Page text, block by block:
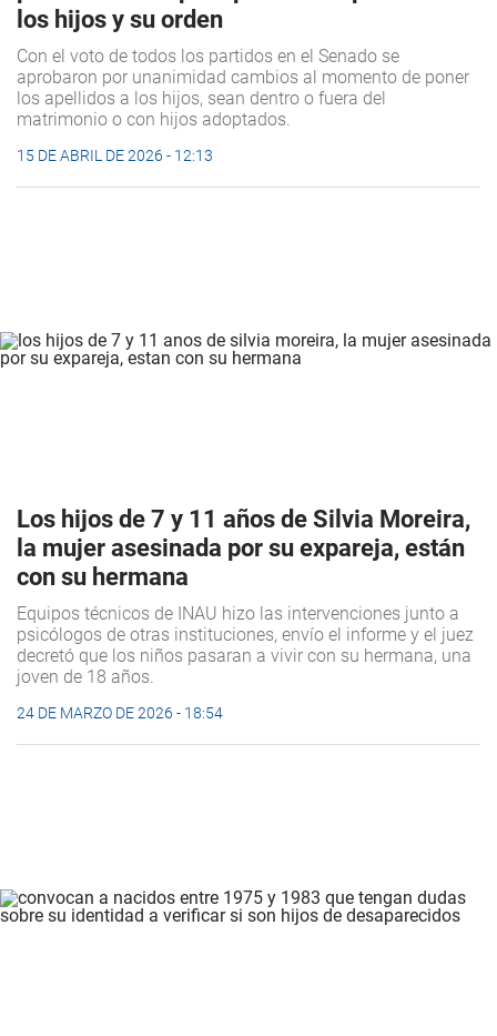
los hijos y su orden
Con el voto de todos los partidos en el Senado se
aprobaron por unanimidad cambios al momento de poner
los apellidos a los hijos, sean dentro o fuera del
matrimonio o con hijos adoptados.
15 DE ABRIL DE 2026 - 12:13
Los hijos de 7 y 11 años de Silvia Moreira,
la mujer asesinada por su expareja, están
con su hermana
Equipos técnicos de INAU hizo las intervenciones junto a
psicólogos de otras instituciones, envío el informe y el juez
decretó que los niños pasaran a vivir con su hermana, una
joven de 18 años.
24 DE MARZO DE 2026 - 18:54